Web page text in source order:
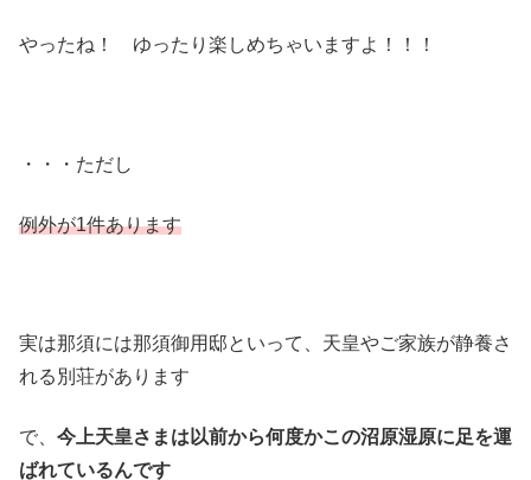
やったね！ ゆったり楽しめちゃいますよ！！！
・・・ただし
例外が1件あります
実は那須には那須御用邸といって、天皇やご家族が静養さ
れる別荘があります
で、 今上天皇さまは以前から何度かこの沼原湿原に足を運
ばれているんです